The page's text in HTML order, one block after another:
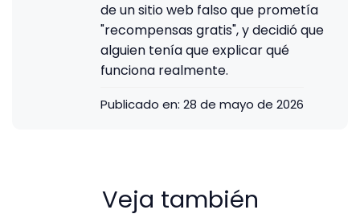
de un sitio web falso que prometía
"recompensas gratis", y decidió que
alguien tenía que explicar qué
funciona realmente.
Publicado en: 28 de mayo de 2026
Veja también